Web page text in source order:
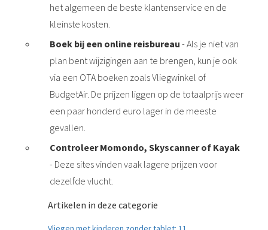
het algemeen de beste klantenservice en de
kleinste kosten.
Boek bij een online reisbureau - Als je niet van
plan bent wijzigingen aan te brengen, kun je ook
via een OTA boeken zoals Vliegwinkel of
BudgetAir. De prijzen liggen op de totaalprijs weer
een paar honderd euro lager in de meeste
gevallen.
Controleer Momondo, Skyscanner of Kayak
- Deze sites vinden vaak lagere prijzen voor
dezelfde vlucht.
Artikelen in deze categorie